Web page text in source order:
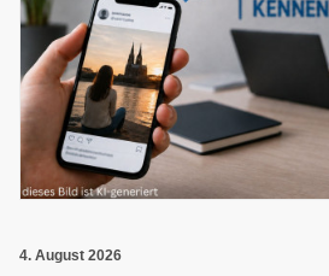
4. August 2026